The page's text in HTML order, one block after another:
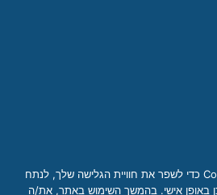
אנו משתמשים בקובצי Cookie כדי לשפר את חוויית הגלישה שלך, לנתח
באופן אישי. בהמשך השימוש באתר, את/ה